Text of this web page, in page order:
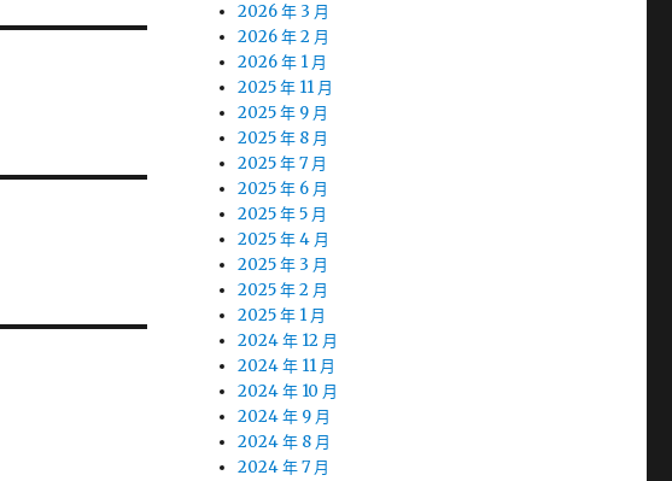
2026 年 3 月
2026 年 2 月
2026 年 1 月
2025 年 11 月
2025 年 9 月
2025 年 8 月
2025 年 7 月
2025 年 6 月
2025 年 5 月
2025 年 4 月
2025 年 3 月
2025 年 2 月
2025 年 1 月
2024 年 12 月
2024 年 11 月
2024 年 10 月
2024 年 9 月
2024 年 8 月
2024 年 7 月